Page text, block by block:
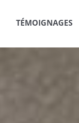
TÉMOIGNAGES